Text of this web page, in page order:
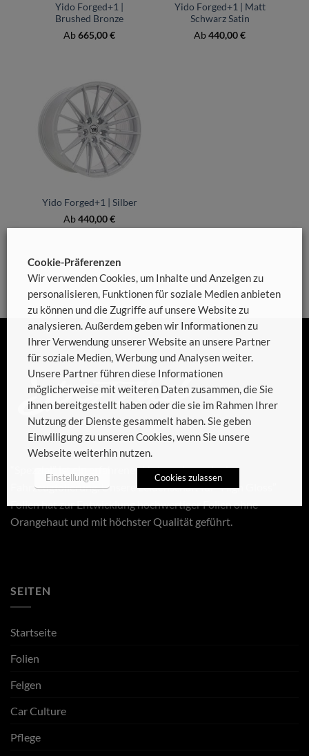
Yido Forged+1 |
Brushed Bronze
Ab665,00€
Yido Forged+1 | Matt
Schwarz Satin
Ab440,00€
Yido Forged+1 | Silber
Ab440,00€
“Spezzial” ist ein erfahrenes Unternehmen in der
Fahrzeugfolierung. Unsere Leidenschaft für “High Gloss”
Folien hat zur Entwicklung hochwertiger Folien ohne
Orangehaut und mit höchster Qualität geführt.
SEITEN
Startseite
Folien
Felgen
Car Culture
Pflege
Cookie-Präferenzen
Wir verwenden Cookies, um Inhalte und Anzeigen zu
personalisieren, Funktionen für soziale Medien anbieten
zu können und die Zugriffe auf unsere Website zu
analysieren. Außerdem geben wir Informationen zu
Ihrer Verwendung unserer Website an unsere Partner
für soziale Medien, Werbung und Analysen weiter.
Unsere Partner führen diese Informationen
möglicherweise mit weiteren Daten zusammen, die Sie
ihnen bereitgestellt haben oder die sie im Rahmen Ihrer
Nutzung der Dienste gesammelt haben. Sie geben
Einwilligung zu unseren Cookies, wenn Sie unsere
Webseite weiterhin nutzen.
Einstellungen Cookies zulassen